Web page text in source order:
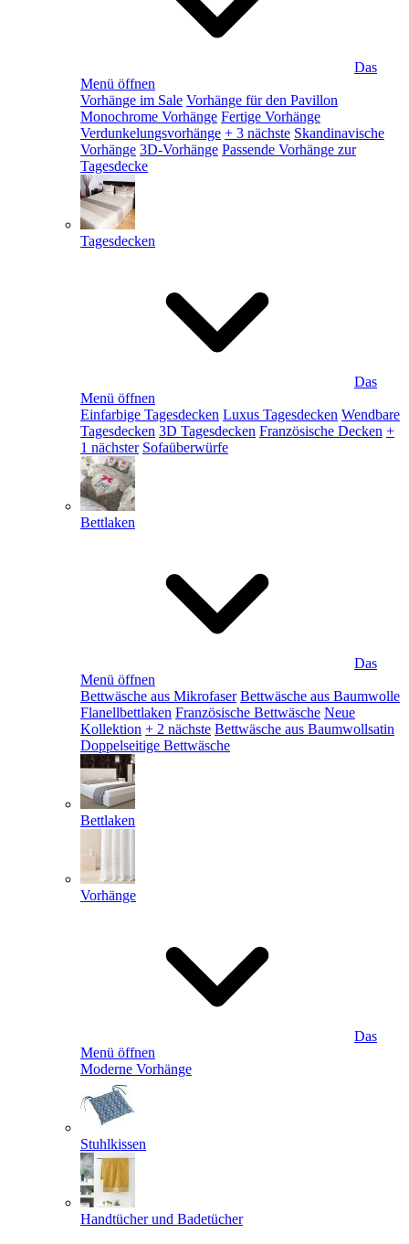
Das
Menü öffnen
Vorhänge im Sale Vorhänge für den Pavillon
Monochrome Vorhänge Fertige Vorhänge
Verdunkelungsvorhänge + 3 nächste Skandinavische
Vorhänge 3D-Vorhänge Passende Vorhänge zur
Tagesdecke
Tagesdecken
Das
Menü öffnen
Einfarbige Tagesdecken Luxus Tagesdecken Wendbare
Tagesdecken 3D Tagesdecken Französische Decken +
1 nächster Sofaüberwürfe
Bettlaken
Das
Menü öffnen
Bettwäsche aus Mikrofaser Bettwäsche aus Baumwolle
Flanellbettlaken Französische Bettwäsche Neue
Kollektion + 2 nächste Bettwäsche aus Baumwollsatin
Doppelseitige Bettwäsche
Bettlaken
Vorhänge
Das
Menü öffnen
Moderne Vorhänge
Stuhlkissen
Handtücher und Badetücher